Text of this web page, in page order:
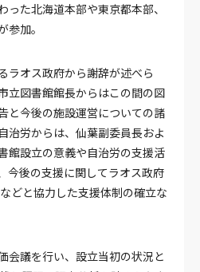
た北海道本部や東京都本部、
参加。
ラオス政府から謝辞が述べら
立図書館館長からはこの間の図
と今後の施設運営についての諸
治労からは、仙葉副委員長およ
館設立の意義や自治労の支援活
今後の支援に関してラオス政府
どと協力した支援体制の確立な
会議を行い、設立当初の状況と